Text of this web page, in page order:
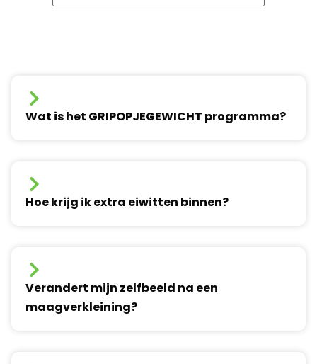
Wat is het GRIPOPJEGEWICHT programma?
Hoe krijg ik extra eiwitten binnen?
Verandert mijn zelfbeeld na een
maagverkleining?